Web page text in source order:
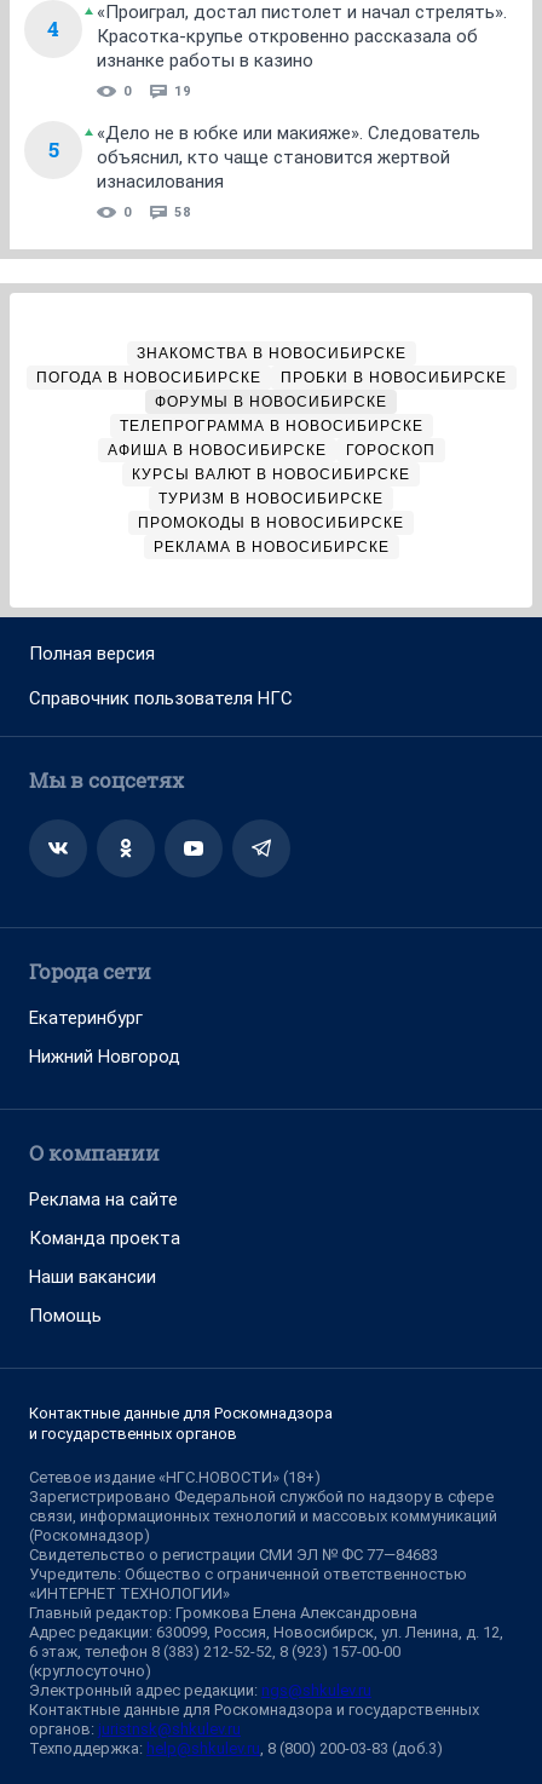
4
«Проиграл, достал пистолет и начал стрелять».
Красотка-крупье откровенно рассказала об
изнанке работы в казино
0 19
5
«Дело не в юбке или макияже». Следователь
объяснил, кто чаще становится жертвой
изнасилования
0 58
ЗНАКОМСТВА В НОВОСИБИРСКЕ
ПОГОДА В НОВОСИБИРСКЕ
ПРОБКИ В НОВОСИБИРСКЕ
ФОРУМЫ В НОВОСИБИРСКЕ
ТЕЛЕПРОГРАММА В НОВОСИБИРСКЕ
АФИША В НОВОСИБИРСКЕ
ГОРОСКОП
КУРСЫ ВАЛЮТ В НОВОСИБИРСКЕ
ТУРИЗМ В НОВОСИБИРСКЕ
ПРОМОКОДЫ В НОВОСИБИРСКЕ
РЕКЛАМА В НОВОСИБИРСКЕ
Полная версия
Справочник пользователя НГС
Мы в соцсетях
Города сети
Екатеринбург
Нижний Новгород
О компании
Реклама на сайте
Команда проекта
Наши вакансии
Помощь
Контактные данные для Роскомнадзора
и государственных органов
Сетевое издание «НГС.НОВОСТИ» (18+)
Зарегистрировано Федеральной службой по надзору в сфере
связи, информационных технологий и массовых коммуникаций
(Роскомнадзор)
Свидетельство о регистрации СМИ ЭЛ № ФС 77—84683
Учредитель: Общество с ограниченной ответственностью
«ИНТЕРНЕТ ТЕХНОЛОГИИ»
Главный редактор: Громкова Елена Александровна
Адрес редакции: 630099, Россия, Новосибирск, ул. Ленина, д. 12,
6 этаж, телефон 8 (383) 212-52-52, 8 (923) 157-00-00
(круглосуточно)
Электронный адрес редакции: ngs@shkulev.ru
Контактные данные для Роскомнадзора и государственных
органов: juristnsk@shkulev.ru
Техподдержка: help@shkulev.ru, 8 (800) 200-03-83 (доб.3)